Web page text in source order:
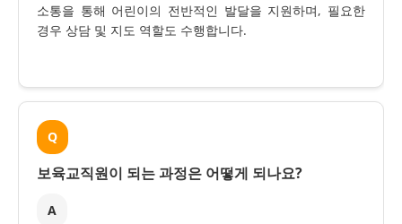
소통을 통해 어린이의 전반적인 발달을 지원하며, 필요한
경우 상담 및 지도 역할도 수행합니다.
Q
보육교직원이 되는 과정은 어떻게 되나요?
A